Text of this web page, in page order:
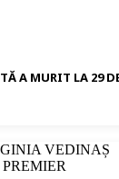
A MURIT LA 29